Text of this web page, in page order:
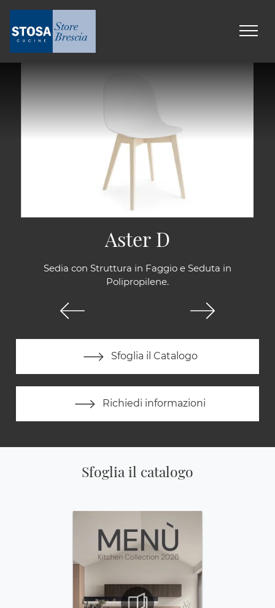
Sedia con Struttura in Faggio e Seduta in
Polipropilene.
Sfoglia il Catalogo
Richiedi informazioni
Aster D
Sfoglia il catalogo